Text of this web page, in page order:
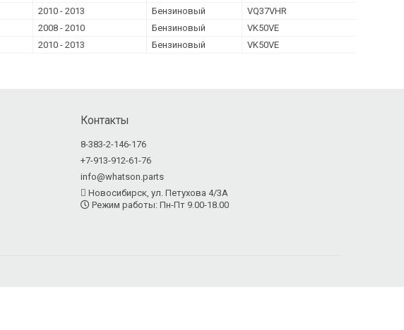
2010 - 2013 Бензиновый
VQ37VHR
2008 - 2010 Бензиновый
VK50VE
2010 - 2013 Бензиновый VK50VE
Контакты
8-383-2-146-176
+7-913-912-61-76
info@whatson.parts
Новосибирск, ул. Петухова 4/3А
Режим работы: Пн-Пт 9.00-18.00